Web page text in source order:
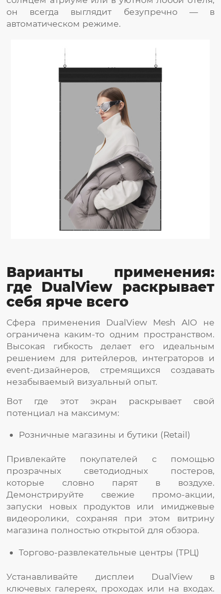
он всегда выглядит безупречно — в
автоматическом режиме.
Варианты применения:
где DualView раскрывает
себя ярче всего
Сфера применения DualView Mesh AIO не
ограничена каким-то одним пространством.
Высокая гибкость делает его идеальным
решением для ритейлеров, интеграторов и
event-дизайнеров, стремящихся создавать
незабываемый визуальный опыт.
Вот где этот экран раскрывает свой
потенциал на максимум:
Розничные магазины и бутики (Retail)
Привлекайте покупателей с помощью
прозрачных светодиодных постеров,
которые словно парят в воздухе.
Демонстрируйте свежие промо-акции,
запуски новых продуктов или имиджевые
видеоролики, сохраняя при этом витрину
магазина полностью открытой для обзора.
Торгово-развлекательные центры (ТРЦ)
Устанавливайте дисплеи DualView в
ключевых галереях, проходах или на входах.